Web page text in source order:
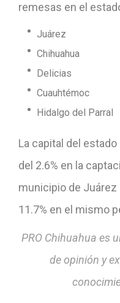
remesas en el
Juárez
Chihuahua
Delicias
Cuauhtémoc
Hidalgo del Parral
La capital del
del 2.6% en la
municipio de Juárez
11.7% en el mismo
PRO Chihuahua es
de opinión y